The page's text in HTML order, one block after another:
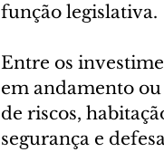
função legislativa.
Entre os
em andamento
de riscos,
segurança e